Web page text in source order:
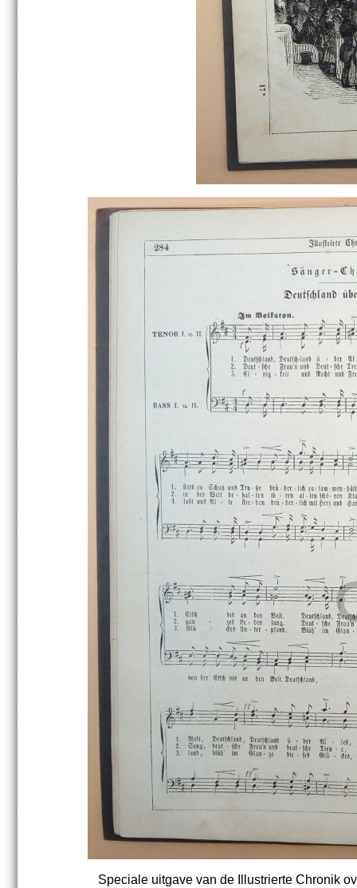
Speciale uitgave van de Illustrierte Chronik